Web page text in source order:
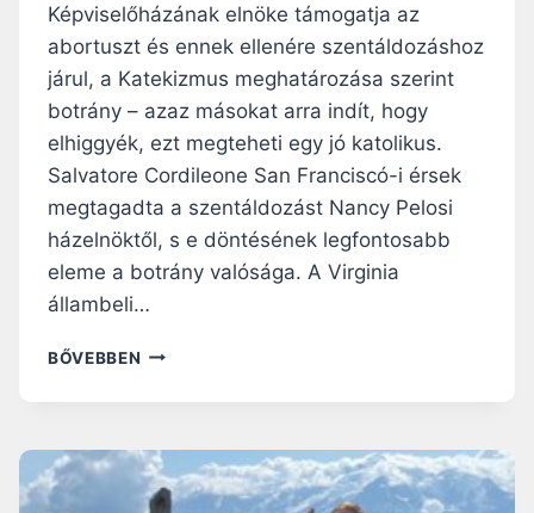
Á
T
H
T
J
U
K
Z
E
É
T
E
Képviselőházának elnöke támogatja az
abortuszt és ennek ellenére szentáldozáshoz
járul, a Katekizmus meghatározása szerint
botrány – azaz másokat arra indít, hogy
elhiggyék, ezt megteheti egy jó katolikus.
Salvatore Cordileone San Franciscó-i érsek
megtagadta a szentáldozást Nancy Pelosi
házelnöktől, s e döntésének legfontosabb
eleme a botrány valósága. A Virginia
állambeli…
BŐVEBBEN M
S
J
E